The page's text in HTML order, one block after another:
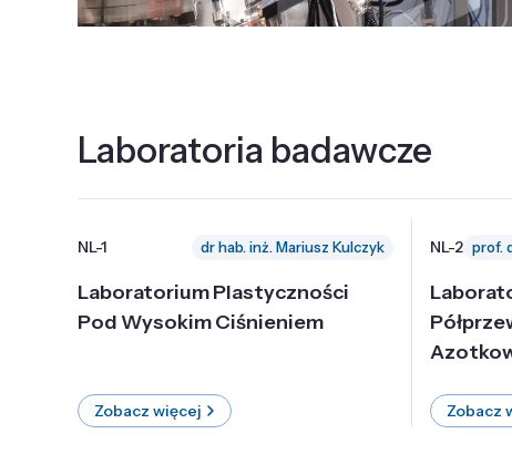
Laboratoria badawcze
NL-1 dr hab. inż. Mariusz Kulczyk
Laboratorium Plastyczności
Pod Wysokim Ciśnieniem
Zobacz więcej
NL-2
Zobacz